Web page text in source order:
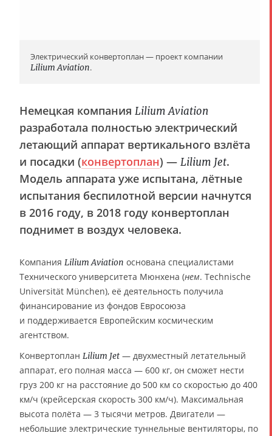
Электрический конвертоплан — проект компании
Lilium Aviation.
Немецкая компания Lilium Aviation
разработала полностью электрический
летающий аппарат вертикального взлёта
и посадки (конвертоплан) — Lilium Jet.
Модель аппарата уже испытана, лётные
испытания беспилотной версии начнутся
в 2016 году, в 2018 году конвертоплан
поднимет в воздух человека.
Компания Lilium Aviation основана специалистами
Технического университета Мюнхена (нем. Technische
Universität München), её деятельность получила
финансирование из фондов Евросоюза
и поддерживается Европейским космическим
агентством.
Конвертоплан Lilium Jet — двухместный летательный
аппарат, его полная масса — 600 кг, он сможет нести
груз 200 кг на расстояние до 500 км со скоростью до 400
км/ч (крейсерская скорость 300 км/ч). Максимальная
высота полёта — 3 тысячи метров. Двигатели —
небольшие электрические туннельные вентиляторы, по